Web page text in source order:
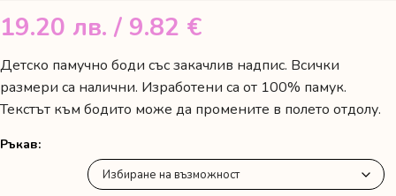
19.20 лв. / 9.82 €
Детско памучно боди със закачлив надпис. Всички
размери са налични. Изработени са от 100% памук.
Текстът към бодито може да промените в полето отдолу.
Ръкав